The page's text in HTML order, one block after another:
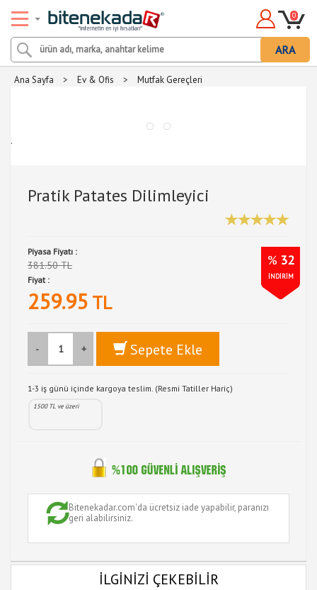
ARA
0
Ana Sayfa > Ev & Ofis > Mutfak Gereçleri
.
Pratik Patates Dilimleyici
Piyasa Fiyatı :
381.50 TL % 32
İNDİRİM
Fiyat :
259.95 TL
- + Sepete Ekle
1-3 iş günü içinde kargoya teslim. (Resmi Tatiller Hariç)
1500 TL ve üzeri
Bitenekadar.com'da ücretsiz iade yapabilir, paranızı
geri alabilirsiniz.
İLGİNİZİ ÇEKEBİLİR